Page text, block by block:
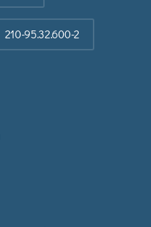
210-95.32.600-2